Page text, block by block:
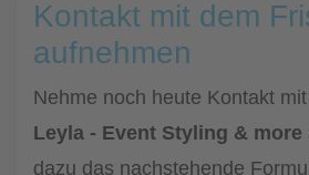
Kontakt mit dem
aufnehmen
Nehme noch heute Kontakt
Leyla - Event Styling & more
dazu das nachstehende